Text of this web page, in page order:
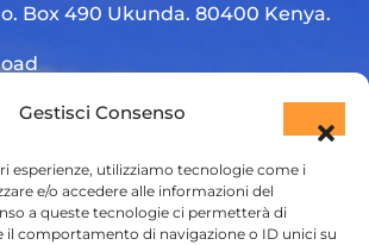
Gestisci Consenso
esperienze, utilizziamo tecnologie come i
e/o accedere alle informazioni del
a queste tecnologie ci permetterà di
il comportamento di navigazione o ID unici su
Box 490 Ukunda. 80400 Kenya.